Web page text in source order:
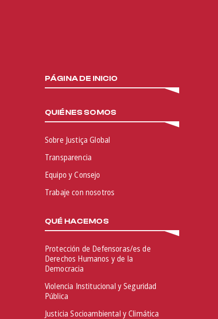
PÁGINA DE INICIO
QUIÉNES SOMOS
Sobre Justiça Global
Transparencia
Equipo y Consejo
Trabaje con nosotros
QUÉ HACEMOS
Protección de Defensoras/es de
Derechos Humanos y de la
Democracia
Violencia Institucional y Seguridad
Pública
Justicia Socioambiental y Climática